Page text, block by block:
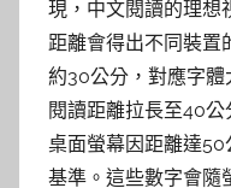
現，中文閱讀的理想
距離會得出不同裝置
約30公分，對應字體
閱讀距離拉長至40公
桌面螢幕因距離達
基準。這些數字會隨